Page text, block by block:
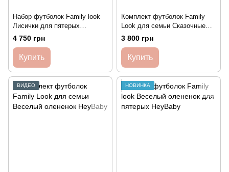
Набор футболок Family look
Лисички для пятерых
HeyBaby
4 750 грн
Купить
Комплект футболок Family
Look для семьи Сказочные
эльфики HeyBaby
3 800 грн
Купить
ВИДЕО НОВИНКА